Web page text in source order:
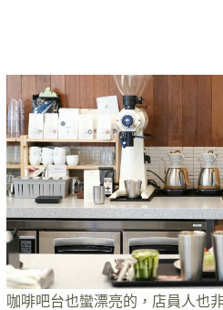
咖啡吧台也蠻漂亮的，店員人也